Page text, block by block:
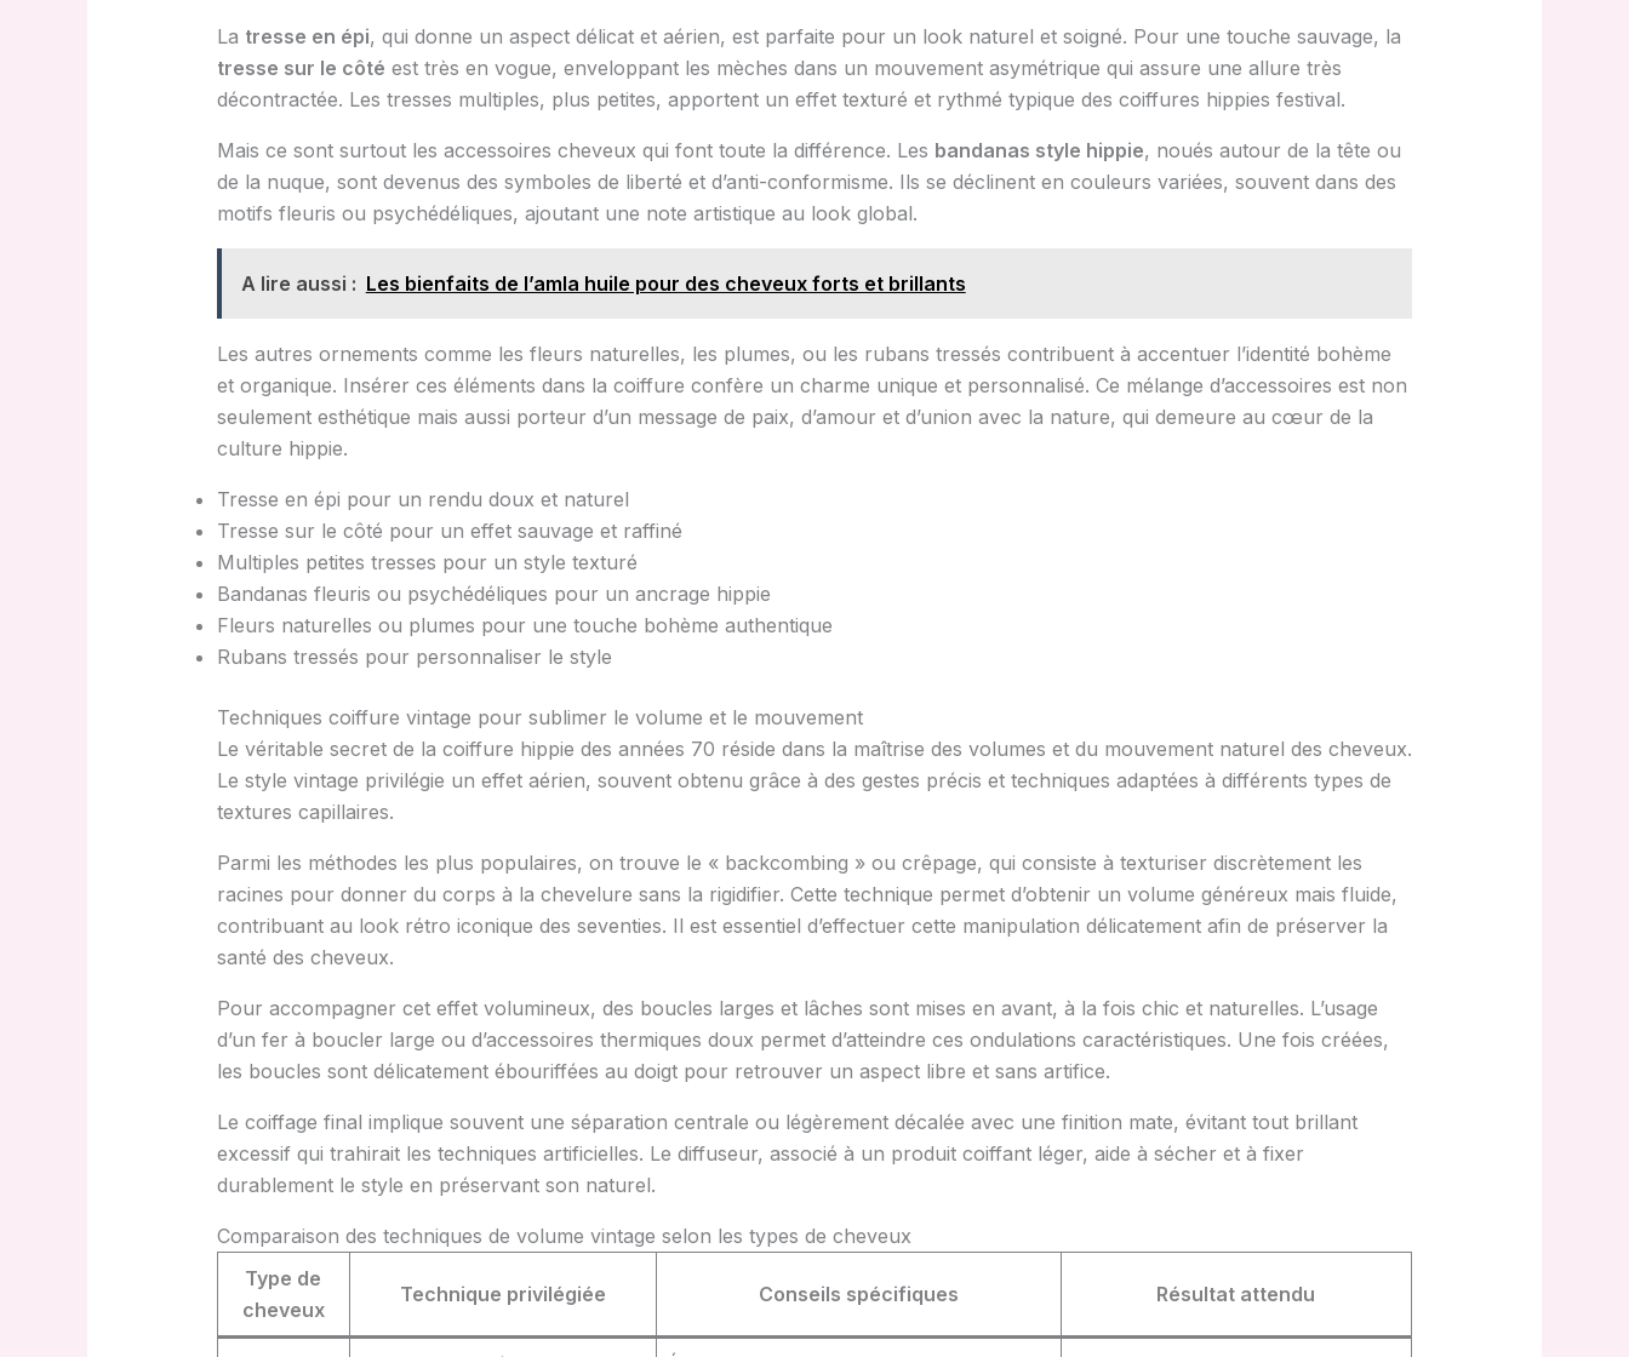
La tresse en épi, qui donne un aspect délicat et aérien, est parfaite pour un look naturel et soigné. Pour une touche sauvage, la
tresse sur le côté est très en vogue, enveloppant les mèches dans un mouvement asymétrique qui assure une allure très
décontractée. Les tresses multiples, plus petites, apportent un effet texturé et rythmé typique des coiffures hippies festival.
Mais ce sont surtout les accessoires cheveux qui font toute la différence. Les bandanas style hippie, noués autour de la tête ou
de la nuque, sont devenus des symboles de liberté et d’anti-conformisme. Ils se déclinent en couleurs variées, souvent dans des
motifs fleuris ou psychédéliques, ajoutant une note artistique au look global.
A lire aussi : Les bienfaits de l’amla huile pour des cheveux forts et brillants
Les autres ornements comme les fleurs naturelles, les plumes, ou les rubans tressés contribuent à accentuer l’identité bohème
et organique. Insérer ces éléments dans la coiffure confère un charme unique et personnalisé. Ce mélange d’accessoires est non
seulement esthétique mais aussi porteur d’un message de paix, d’amour et d’union avec la nature, qui demeure au cœur de la
culture hippie.
Tresse en épi pour un rendu doux et naturel
Tresse sur le côté pour un effet sauvage et raffiné
Multiples petites tresses pour un style texturé
Bandanas fleuris ou psychédéliques pour un ancrage hippie
Fleurs naturelles ou plumes pour une touche bohème authentique
Rubans tressés pour personnaliser le style
Techniques coiffure vintage pour sublimer le volume et le mouvement
Le véritable secret de la coiffure hippie des années 70 réside dans la maîtrise des volumes et du mouvement naturel des cheveux.
Le style vintage privilégie un effet aérien, souvent obtenu grâce à des gestes précis et techniques adaptées à différents types de
textures capillaires.
Parmi les méthodes les plus populaires, on trouve le « backcombing » ou crêpage, qui consiste à texturiser discrètement les
racines pour donner du corps à la chevelure sans la rigidifier. Cette technique permet d’obtenir un volume généreux mais fluide,
contribuant au look rétro iconique des seventies. Il est essentiel d’effectuer cette manipulation délicatement afin de préserver la
santé des cheveux.
Pour accompagner cet effet volumineux, des boucles larges et lâches sont mises en avant, à la fois chic et naturelles. L’usage
d’un fer à boucler large ou d’accessoires thermiques doux permet d’atteindre ces ondulations caractéristiques. Une fois créées,
les boucles sont délicatement ébouriffées au doigt pour retrouver un aspect libre et sans artifice.
Le coiffage final implique souvent une séparation centrale ou légèrement décalée avec une finition mate, évitant tout brillant
excessif qui trahirait les techniques artificielles. Le diffuseur, associé à un produit coiffant léger, aide à sécher et à fixer
durablement le style en préservant son naturel.
Comparaison des techniques de volume vintage selon les types de cheveux
Type de
cheveux
Technique privilégiée Conseils spécifiques Résultat attendu